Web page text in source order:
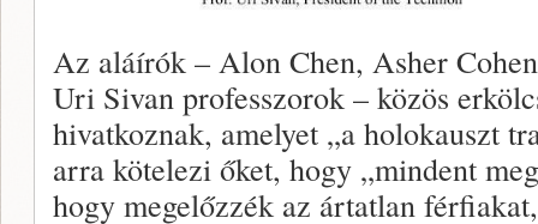
Az aláírók – Alon Chen, Asher
Uri Sivan professzorok – közös
hivatkoznak, amelyet „a holokauszt
arra kötelezi őket, hogy „mindent
hogy megelőzzék az ártatlan